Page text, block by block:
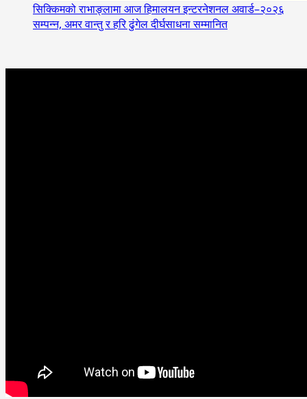
सिक्किमको राभाङ्लामा आज हिमालयन इन्टरनेशनल अवार्ड–२०२६
सम्पन्न, अमर वान्तु र हरि ढुंगेल दीर्घसाधना सम्मानित